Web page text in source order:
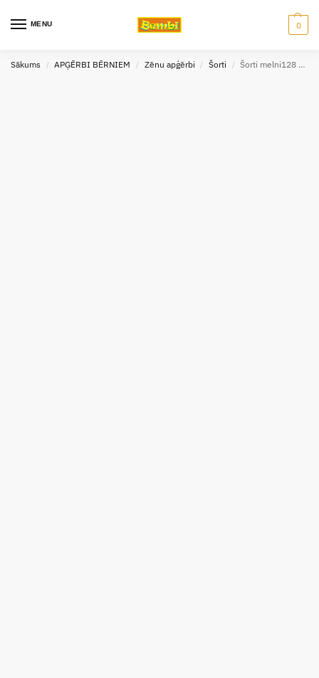
MENU 0
Sākums / APĢĒRBI BĒRNIEM / Zēnu apģērbi / Šorti / Šorti melni128 cm Bradley